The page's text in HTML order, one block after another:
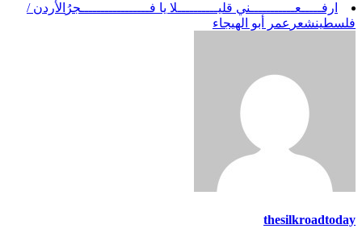
ارفـــــعـــــــــــني قليــــــــــلا يا فـــــــــــــــــجرُ الأردن /
فلسطينشعر عمر أبو الهيجاء
thesilkroadtoday